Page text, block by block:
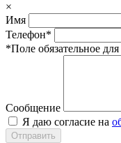
×
Имя
Телефон*
*Поле обязательное
Сообщение
Я даю согласие на